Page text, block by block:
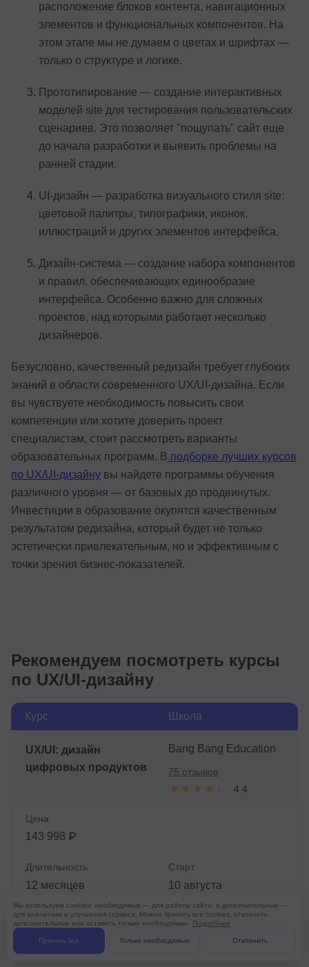
расположение блоков контента, навигационных
элементов и функциональных компонентов. На
этом этапе мы не думаем о цветах и шрифтах —
только о структуре и логике.
Прототипирование — создание интерактивных
моделей site для тестирования пользовательских
сценариев. Это позволяет "пощупать" сайт еще
до начала разработки и выявить проблемы на
ранней стадии.
UI-дизайн — разработка визуального стиля site:
цветовой палитры, типографики, иконок,
иллюстраций и других элементов интерфейса.
Дизайн-система — создание набора компонентов
и правил, обеспечивающих единообразие
интерфейса. Особенно важно для сложных
проектов, над которыми работает несколько
дизайнеров.
Безусловно, качественный редизайн требует глубоких
знаний в области современного UX/UI-дизайна. Если
вы чувствуете необходимость повысить свои
компетенции или хотите доверить проект
специалистам, стоит рассмотреть варианты
образовательных программ. В подборке лучших курсов
по UX/UI-дизайну вы найдете программы обучения
различного уровня — от базовых до продвинутых.
Инвестиции в образование окупятся качественным
результатом редизайна, который будет не только
эстетически привлекательным, но и эффективным с
точки зрения бизнес-показателей.
Рекомендуем посмотреть курсы
по UX/UI-дизайну
Курс Школа
UX/UI: дизайн
цифровых продуктов
Bang Bang Education
4.4
75 отзывов
Цена
143 998 ₽
Длительность
12 месяцев
Старт
10 августа
Подробнее
Мы используем cookies: необходимые — для работы сайта, а дополнительные —
для аналитики и улучшения сервиса. Можно принять все cookies, отклонить
дополнительные или оставить только необходимые. Подробнее
Принять все Только необходимые Отклонить